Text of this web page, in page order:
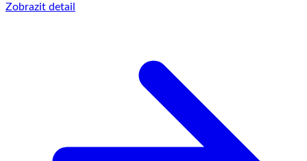
Zobrazit detail